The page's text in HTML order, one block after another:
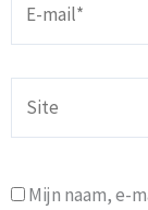
mail*
Mijn naam, e-